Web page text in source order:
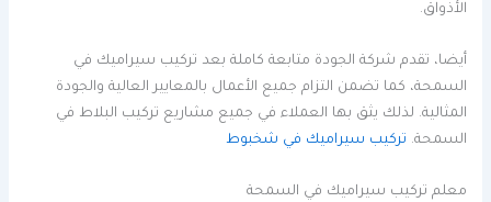
الأذواق.
أيضا، تقدم شركة الجودة متابعة كاملة بعد تركيب سيراميك في
السمحة، كما تضمن التزام جميع الأعمال بالمعايير العالية والجودة
المثالية. لذلك يثق بها العملاء في جميع مشاريع تركيب البلاط في
السمحة. تركيب سيراميك في شخبوط
معلم تركيب سيراميك في السمحة